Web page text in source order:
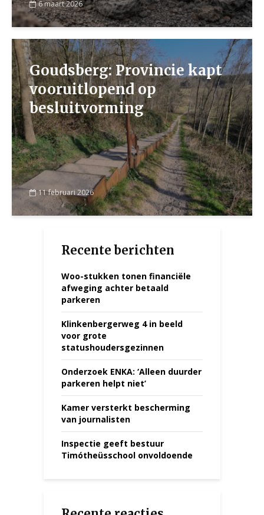
6 maart 2026
Goudsberg: Provincie kapt
vooruitlopend op
besluitvorming
11 februari 2026
Recente berichten
Woo-stukken tonen financiële
afweging achter betaald
parkeren
Klinkenbergerweg 4 in beeld
voor grote
statushoudersgezinnen
Onderzoek ENKA: ‘Alleen duurder
parkeren helpt niet’
Kamer versterkt bescherming
van journalisten
Inspectie geeft bestuur
Timótheüsschool onvoldoende